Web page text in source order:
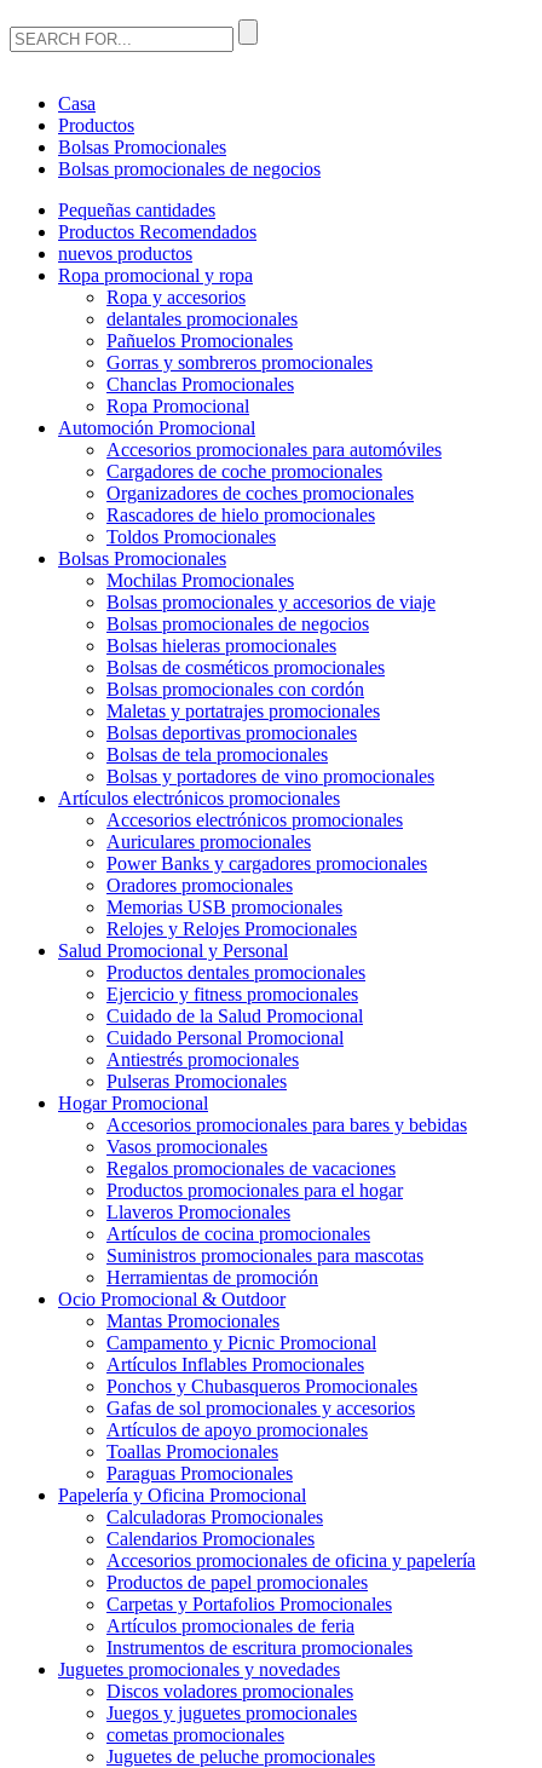
Casa
Productos
Bolsas Promocionales
Bolsas promocionales de negocios
Pequeñas cantidades
Productos Recomendados
nuevos productos
Ropa promocional y ropa
Ropa y accesorios
delantales promocionales
Pañuelos Promocionales
Gorras y sombreros promocionales
Chanclas Promocionales
Ropa Promocional
Automoción Promocional
Accesorios promocionales para automóviles
Cargadores de coche promocionales
Organizadores de coches promocionales
Rascadores de hielo promocionales
Toldos Promocionales
Bolsas Promocionales
Mochilas Promocionales
Bolsas promocionales y accesorios de viaje
Bolsas promocionales de negocios
Bolsas hieleras promocionales
Bolsas de cosméticos promocionales
Bolsas promocionales con cordón
Maletas y portatrajes promocionales
Bolsas deportivas promocionales
Bolsas de tela promocionales
Bolsas y portadores de vino promocionales
Artículos electrónicos promocionales
Accesorios electrónicos promocionales
Auriculares promocionales
Power Banks y cargadores promocionales
Oradores promocionales
Memorias USB promocionales
Relojes y Relojes Promocionales
Salud Promocional y Personal
Productos dentales promocionales
Ejercicio y fitness promocionales
Cuidado de la Salud Promocional
Cuidado Personal Promocional
Antiestrés promocionales
Pulseras Promocionales
Hogar Promocional
Accesorios promocionales para bares y bebidas
Vasos promocionales
Regalos promocionales de vacaciones
Productos promocionales para el hogar
Llaveros Promocionales
Artículos de cocina promocionales
Suministros promocionales para mascotas
Herramientas de promoción
Ocio Promocional & Outdoor
Mantas Promocionales
Campamento y Picnic Promocional
Artículos Inflables Promocionales
Ponchos y Chubasqueros Promocionales
Gafas de sol promocionales y accesorios
Artículos de apoyo promocionales
Toallas Promocionales
Paraguas Promocionales
Papelería y Oficina Promocional
Calculadoras Promocionales
Calendarios Promocionales
Accesorios promocionales de oficina y papelería
Productos de papel promocionales
Carpetas y Portafolios Promocionales
Artículos promocionales de feria
Instrumentos de escritura promocionales
Juguetes promocionales y novedades
Discos voladores promocionales
Juegos y juguetes promocionales
cometas promocionales
Juguetes de peluche promocionales